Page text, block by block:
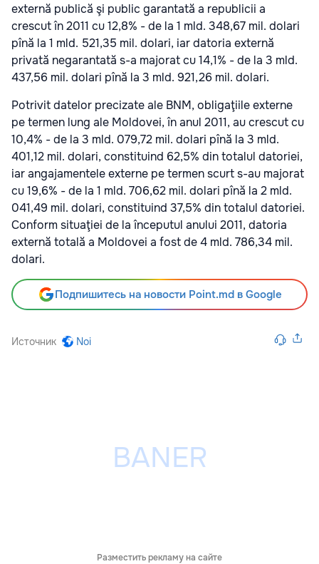
externă publică şi public garantată a republicii a
crescut în 2011 cu 12,8% - de la 1 mld. 348,67 mil. dolari
pînă la 1 mld. 521,35 mil. dolari, iar datoria externă
privată negarantată s-a majorat cu 14,1% - de la 3 mld.
437,56 mil. dolari pînă la 3 mld. 921,26 mil. dolari.
Potrivit datelor precizate ale BNM, obligaţiile externe
pe termen lung ale Moldovei, în anul 2011, au crescut cu
10,4% - de la 3 mld. 079,72 mil. dolari pînă la 3 mld.
401,12 mil. dolari, constituind 62,5% din totalul datoriei,
iar angajamentele externe pe termen scurt s-au majorat
cu 19,6% - de la 1 mld. 706,62 mil. dolari pînă la 2 mld.
041,49 mil. dolari, constituind 37,5% din totalul datoriei.
Conform situaţiei de la începutul anului 2011, datoria
externă totală a Moldovei a fost de 4 mld. 786,34 mil.
dolari.
Подпишитесь на новости Point.md в Google
Источник Noi
Разместить рекламу на сайте